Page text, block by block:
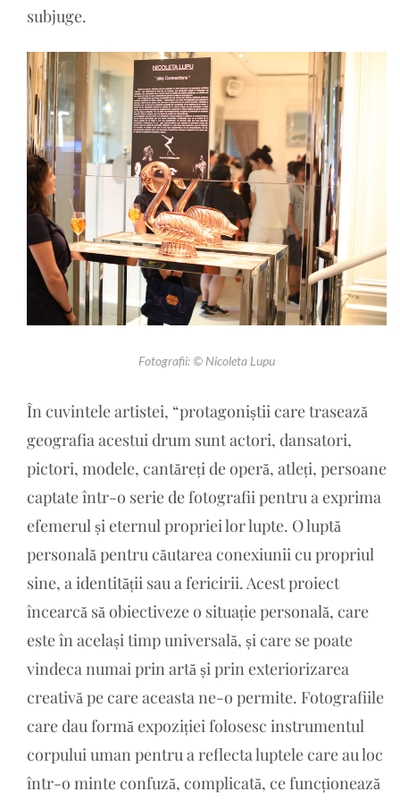
subjuge.
Fotografii: © Nicoleta Lupu
În cuvintele artistei, “protagoniștii care trasează
geografia acestui drum sunt actori, dansatori,
pictori, modele, cantăreți de operă, atleți, persoane
captate într-o serie de fotografii pentru a exprima
efemerul și eternul propriei lor lupte. O luptă
personală pentru căutarea conexiunii cu propriul
sine, a identității sau a fericirii. Acest proiect
încearcă să obiectiveze o situație personală, care
este în același timp universală, și care se poate
vindeca numai prin artă și prin exteriorizarea
creativă pe care aceasta ne-o permite. Fotografiile
care dau formă expoziției folosesc instrumentul
corpului uman pentru a reflecta luptele care au loc
într-o minte confuză, complicată, ce funcționează